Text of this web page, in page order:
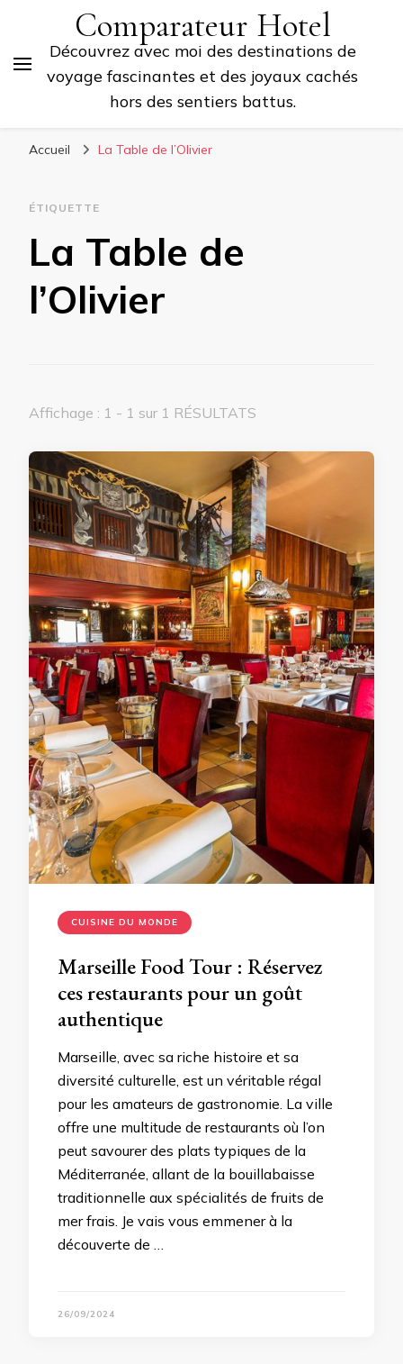
Comparateur Hotel
Découvrez avec moi des destinations de
voyage fascinantes et des joyaux cachés
hors des sentiers battus.
Accueil La Table de l’Olivier
ÉTIQUETTE
La Table de
l’Olivier
Affichage : 1 - 1 sur 1 RÉSULTATS
CUISINE DU MONDE
Marseille Food Tour : Réservez
ces restaurants pour un goût
authentique
Marseille, avec sa riche histoire et sa
diversité culturelle, est un véritable régal
pour les amateurs de gastronomie. La ville
offre une multitude de restaurants où l’on
peut savourer des plats typiques de la
Méditerranée, allant de la bouillabaisse
traditionnelle aux spécialités de fruits de
mer frais. Je vais vous emmener à la
découverte de …
26/09/2024